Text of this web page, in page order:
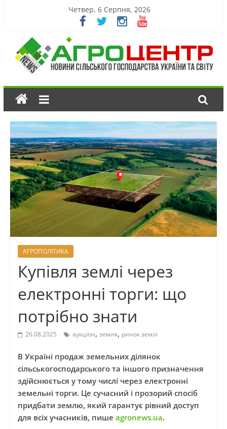
Четвер, 6 Серпня, 2026
АГРОПОЛІТИКА
Купівля землі через
електронні торги: що
потрібно знати
26.08.2025 аукціон, земля, ринок землі
В Україні продаж земельних ділянок
сільськогосподарського та іншого призначення
здійснюється у тому числі через електронні
земельні торги. Це сучасний і прозорий спосіб
придбати землю, який гарантує рівний доступ
для всіх учасників, пише agronews.ua.